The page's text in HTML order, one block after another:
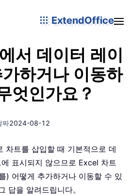
ExtendOffice
서 데이터 레이
하거나 이동하
엇인가요？
짜2024-08-12
차트를 삽입할 때 기본적으로 데
표시되지 않으므로 Excel 차트
) 어떻게 추가하거나 이동할 수 있
답을 알려드립니다。